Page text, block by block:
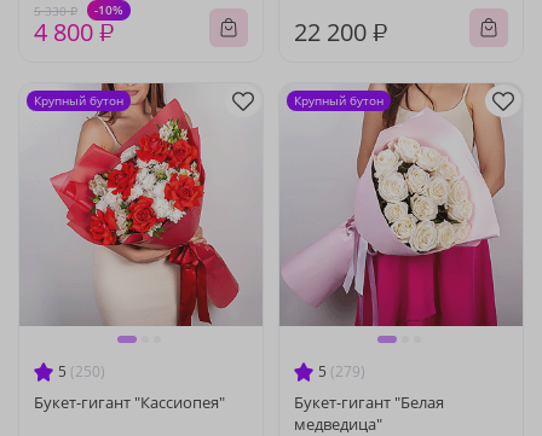
5 330 ₽ -10%
4 800 ₽ 22 200 ₽
5 (250)
Букет-гигант "Кассиопея"
Крупный бутон
5 (279)
Букет-гигант "Белая
медведица"
Крупный бутон